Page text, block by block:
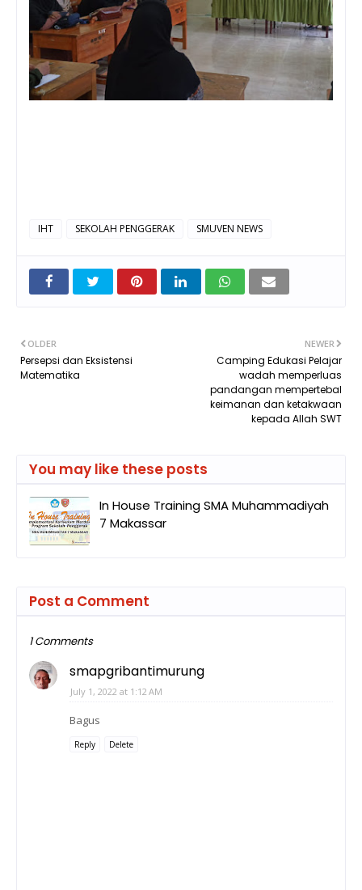
IHT SEKOLAH PENGGERAK SMUVEN NEWS
NEWER
Camping Edukasi Pelajar
wadah memperluas
pandangan mempertebal
keimanan dan ketakwaan
kepada Allah SWT
OLDER
Persepsi dan Eksistensi
Matematika
You may like these posts
In House Training SMA Muhammadiyah
7 Makassar
Post a Comment
1 Comments
smapgribantimurung
July 1, 2022 at 1:12 AM
Bagus
Reply Delete